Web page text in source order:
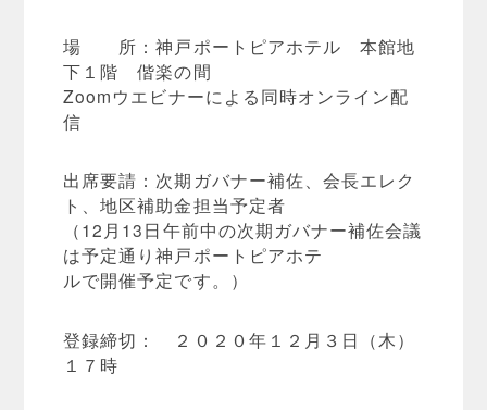
場 所：神戸ポートピアホテル 本館地
下１階 偕楽の間
Zoomウエビナーによる同時オンライン配
信
出席要請：次期ガバナー補佐、会長エレク
ト、地区補助金担当予定者
（12月13日午前中の次期ガバナー補佐会議
は予定通り神戸ポートピアホテ
ルで開催予定です。）
登録締切： ２０２０年１２月３日（木）
１７時